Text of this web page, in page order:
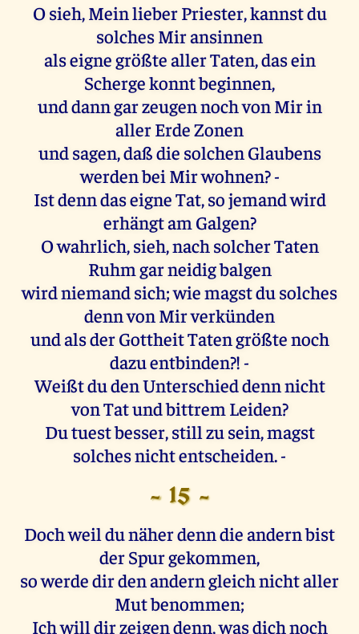
O sieh, Mein lieber Priester, kannst du
solches Mir ansinnen
als eigne größte aller Taten, das ein
Scherge konnt beginnen,
und dann gar zeugen noch von Mir in
aller Erde Zonen
und sagen, daß die solchen Glaubens
werden bei Mir wohnen? -
Ist denn das eigne Tat, so jemand wird
erhängt am Galgen?
O wahrlich, sieh, nach solcher Taten
Ruhm gar neidig balgen
wird niemand sich; wie magst du solches
denn von Mir verkünden
und als der Gottheit Taten größte noch
dazu entbinden?! -
Weißt du den Unterschied denn nicht
von Tat und bittrem Leiden?
Du tuest besser, still zu sein, magst
solches nicht entscheiden. -
- 15 -
Doch weil du näher denn die andern bist
der Spur gekommen,
so werde dir den andern gleich nicht aller
Mut benommen;
Ich will dir zeigen denn, was dich noch